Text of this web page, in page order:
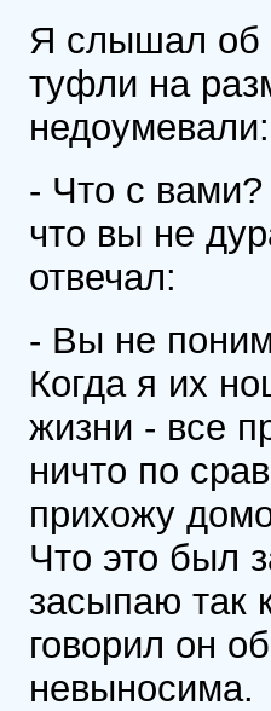
Я слышал об
туфли на
недоумевали:
- Что с вами?
что вы не
отвечал:
- Вы не
Когда я их
жизни - все
ничто по
прихожу
Что это был
засыпаю так
говорил он
невыносима.